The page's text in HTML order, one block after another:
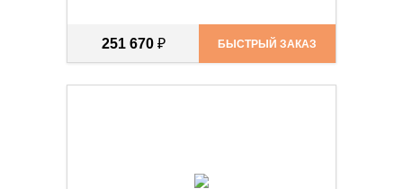
251 670 ₽ БЫСТРЫЙ ЗАКАЗ